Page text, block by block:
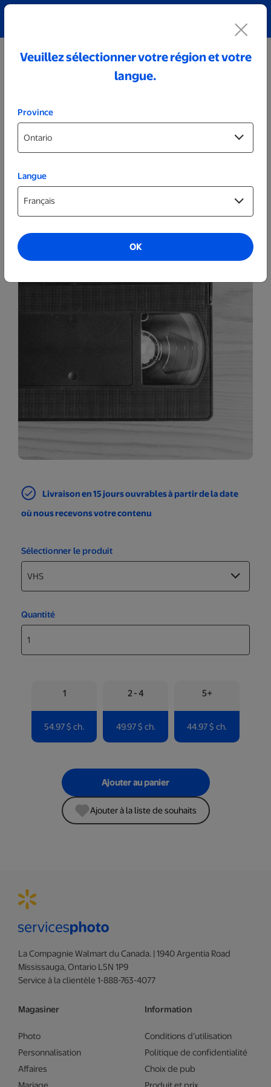
Vidéocassettes
VHS
Livraison en 15 jours ouvrables à partir de la date
où nous recevons votre contenu
Sélectionner le produit
Quantité
1 2 - 4 5+
54.97 $ ch. 49.97 $ ch. 44.97 $ ch.
Ajouter au panier
Ajouter à la liste de souhaits
La Compagnie Walmart du Canada. | 1940 Argentia Road
Mississauga, Ontario L5N 1P9
Service à la clientèle 1-888-763-4077
Magasiner
Photo
Personnalisation
Affaires
Mariage
Information
Conditions d’utilisation
Politique de confidentialité
Choix de pub
Produit et prix
Veuillez sélectionner votre région et votre
langue.
Province
Langue
OK